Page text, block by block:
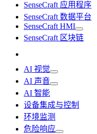
SenseCraft 应用程序
SenseCraft 数据平台
SenseCraft HMI
SenseCraft 区块链
AI 视觉
AI 声音
AI 智能
设备集成与控制
环境监测
危险响应